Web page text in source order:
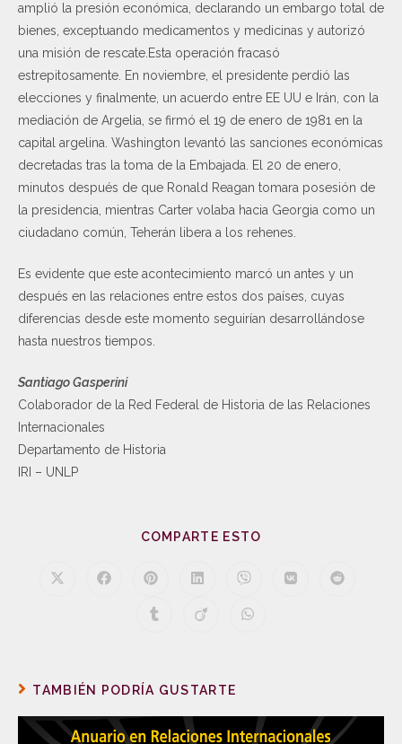
amplió la presión económica, declarando un embargo total de
bienes, exceptuando medicamentos y medicinas y autorizó
una misión de rescate.Esta operación fracasó
estrepitosamente. En noviembre, el presidente perdió las
elecciones y finalmente, un acuerdo entre EE UU e Irán, con la
mediación de Argelia, se firmó el 19 de enero de 1981 en la
capital argelina. Washington levantó las sanciones económicas
decretadas tras la toma de la Embajada. El 20 de enero,
minutos después de que Ronald Reagan tomara posesión de
la presidencia, mientras Carter volaba hacia Georgia como un
ciudadano común, Teherán libera a los rehenes.
Es evidente que este acontecimiento marcó un antes y un
después en las relaciones entre estos dos países, cuyas
diferencias desde este momento seguirían desarrollándose
hasta nuestros tiempos.
Santiago Gasperini
Colaborador de la Red Federal de Historia de las Relaciones
Internacionales
Departamento de Historia
IRI – UNLP
COMPARTE ESTO
TAMBIÉN PODRÍA GUSTARTE